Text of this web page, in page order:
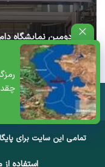
آغاز دومین نمایشگاه
تهران+ ویدئو
تمامی این سایت برای
استفاده